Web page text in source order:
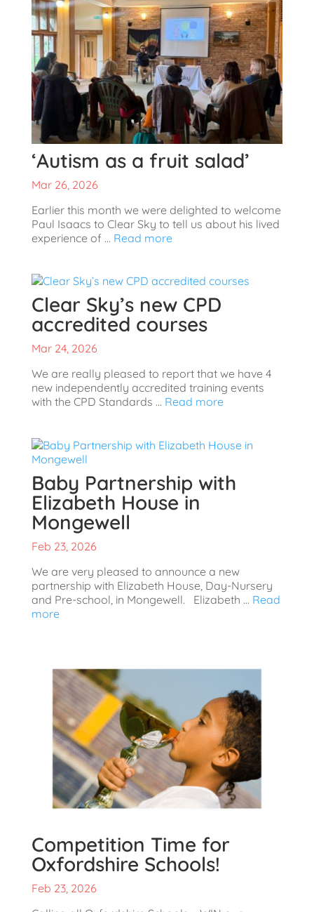
‘Autism as a fruit salad’
Mar 26, 2026
Earlier this month we were delighted to welcome
Paul Isaacs to Clear Sky to tell us about his lived
experience of ... Read more
Clear Sky’s new CPD
accredited courses
Mar 24, 2026
We are really pleased to report that we have 4
new independently accredited training events
with the CPD Standards ... Read more
Baby Partnership with
Elizabeth House in
Mongewell
Feb 23, 2026
We are very pleased to announce a new
partnership with Elizabeth House, Day-Nursery
and Pre-school, in Mongewell. Elizabeth ... Read
more
Competition Time for
Oxfordshire Schools!
Feb 23, 2026